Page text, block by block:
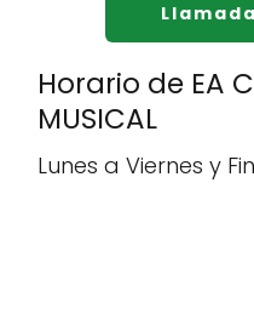
Horario de EA
MUSICAL
Lunes a Viernes y